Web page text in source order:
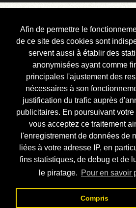
Afin de permettre le
de ce site des cookies sont
servent aussi à établir des
anonymisées ayant comme
principales l'ajustement des
nécessaires à son
justification du trafic auprès
publicitaires. En poursuivant
vous acceptez ce traitement
l'enregistrement de données de
liées à votre adresse IP, en
fins statistiques, de debug et de
le piratage. Pour en savoir
Compris
Courbis, « LE »
Blog Officiel
Bienvenue
Réalisations
Divers (et d’été)
Annonces
Liens externes
Téléchargement
Contact